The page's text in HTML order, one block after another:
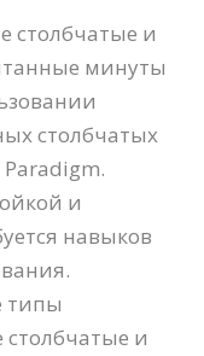
столбчатые и
минуты
столбчатых
и
навыков
типы
и